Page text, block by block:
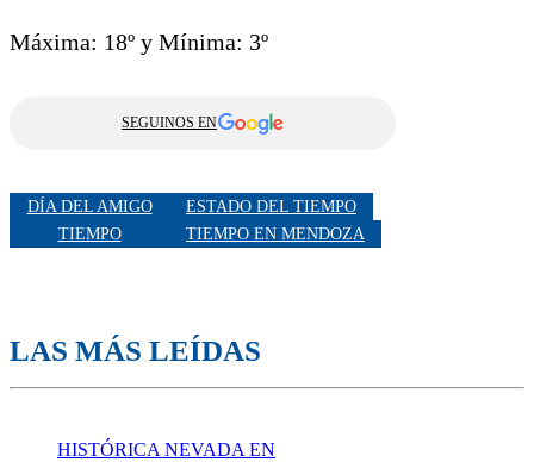
Máxima: 18º y Mínima: 3º
SEGUINOS EN
DÍA DEL AMIGO
ESTADO DEL TIEMPO
TIEMPO
TIEMPO EN MENDOZA
LAS MÁS LEÍDAS
HISTÓRICA NEVADA EN